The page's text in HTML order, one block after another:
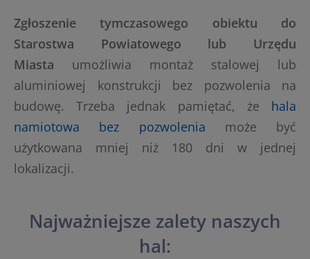
Zgłoszenie tymczasowego obiektu do
Starostwa Powiatowego lub Urzędu
Miasta umożliwia montaż stalowej lub
aluminiowej konstrukcji bez pozwolenia na
budowę. Trzeba jednak pamiętać, że hala
namiotowa bez pozwolenia może być
użytkowana mniej niż 180 dni w jednej
lokalizacji.
Najważniejsze zalety naszych
hal: